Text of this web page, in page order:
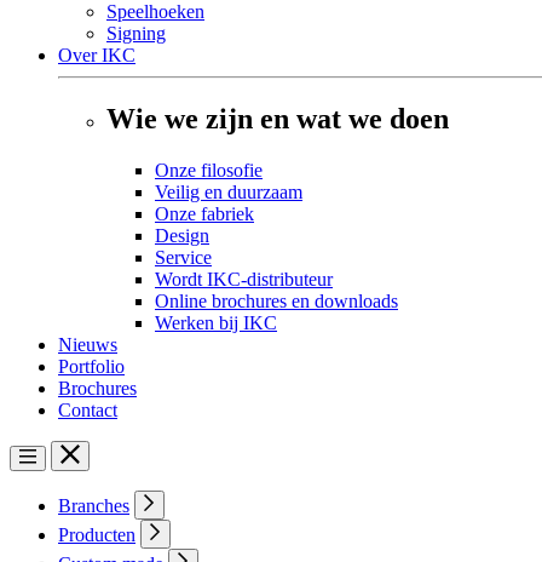
Speelhoeken
Signing
Over IKC
Wie we zijn en wat we doen
Onze filosofie
Veilig en duurzaam
Onze fabriek
Design
Service
Wordt IKC-distributeur
Online brochures en downloads
Werken bij IKC
Nieuws
Portfolio
Brochures
Contact
Branches
Producten